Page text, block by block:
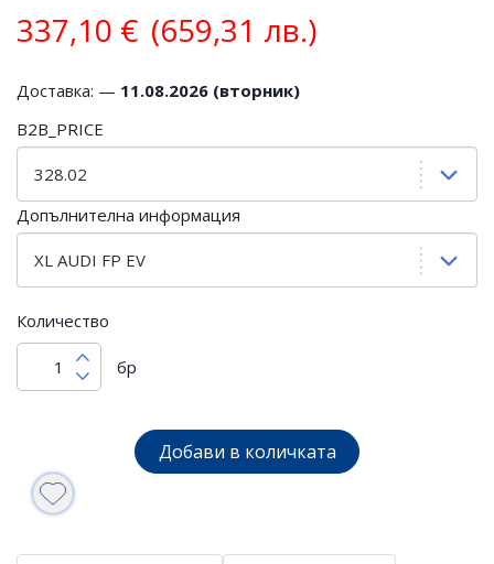
337,10 € (659,31 лв.)
Доставка: — 11.08.2026 (вторник)
B2B_PRICE
Допълнителна информация
Количество
бр
Добави в количката